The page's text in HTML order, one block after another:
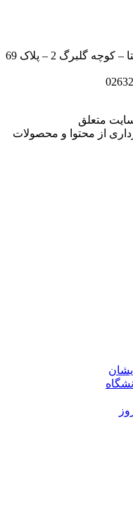
آدرس: کرج – میدان والفجر – خیابان یکتا – کوچه گلبرگ 2 – پلاک 69
متعلق
محتوا و محصولات